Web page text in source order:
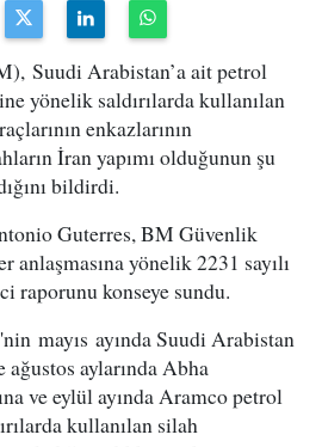
Suudi Arabistan’a ait petrol
yönelik saldırılarda kullanılan
enkazlarının
İran yapımı olduğunun şu
bildirdi.
Guterres, BM Güvenlik
yönelik 2231 sayılı
raporunu konseye sundu.
mayıs ayında Suudi Arabistan
aylarında Abha
ve eylül ayında Aramco petrol
kullanılan silah